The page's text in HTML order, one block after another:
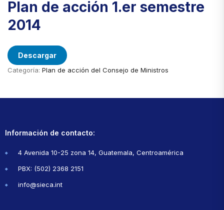
Plan de acción 1.er semestre
2014
Descargar
Categoría: Plan de acción del Consejo de Ministros
Información de contacto:
4 Avenida 10-25 zona 14, Guatemala, Centroamérica
PBX: (502) 2368 2151
info@sieca.int